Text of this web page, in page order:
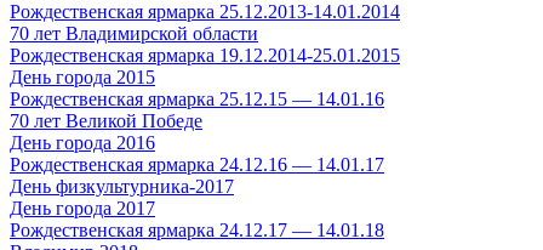
Рождественская ярмарка 25.12.2013-14.01.2014
70 лет Владимирской области
Рождественская ярмарка 19.12.2014-25.01.2015
День города 2015
Рождественская ярмарка 25.12.15 — 14.01.16
70 лет Великой Победе
День города 2016
Рождественская ярмарка 24.12.16 — 14.01.17
День физкультурника-2017
День города 2017
Рождественская ярмарка 24.12.17 — 14.01.18